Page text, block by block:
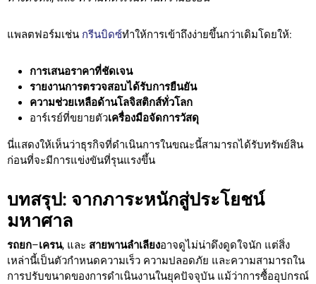
แพลตฟอร์มเช่น กรีนบิดซ์ทำให้การเข้าถึงง่ายขึ้นกว่าเดิมโดยให้:
การเสนอราคาที่ชัดเจน
รายงานการตรวจสอบได้รับการยืนยัน
ความช่วยเหลือด้านโลจิสติกส์ทั่วโลก
อาร์เรย์ที่ขยายตัวเครื่องมือจัดการวัสดุ
นี่แสดงให้เห็นว่าธุรกิจที่ดำเนินการในขณะนี้สามารถได้รับทรัพย์สิน
ก่อนที่จะมีการแข่งขันที่รุนแรงขึ้น
บทสรุป: จากภาระหนักสู่ประโยชน์
มหาศาล
รถยก–เครน, และ สายพานลำเลียงอาจดูไม่น่าดึงดูดใจนัก แต่สิ่ง
เหล่านี้เป็นตัวกำหนดความเร็ว ความปลอดภัย และความสามารถใน
การปรับขนาดของการดำเนินงานในยุคปัจจุบัน แม้ว่าการซื้ออุปกรณ์